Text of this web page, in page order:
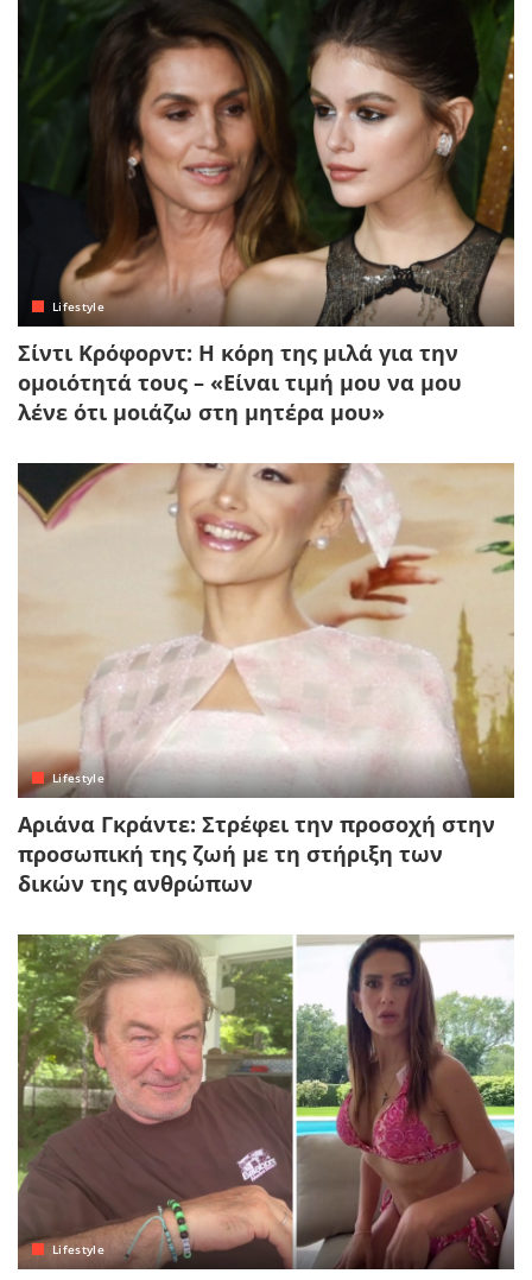
Lifestyle
Σίντι Κρόφορντ: Η κόρη της μιλά για την
ομοιότητά τους – «Είναι τιμή μου να μου
λένε ότι μοιάζω στη μητέρα μου»
Lifestyle
Αριάνα Γκράντε: Στρέφει την προσοχή στην
προσωπική της ζωή με τη στήριξη των
δικών της ανθρώπων
Lifestyle